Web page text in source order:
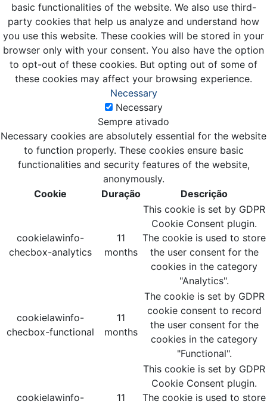
basic functionalities of the website. We also use third-
party cookies that help us analyze and understand how
you use this website. These cookies will be stored in your
browser only with your consent. You also have the option
to opt-out of these cookies. But opting out of some of
these cookies may affect your browsing experience.
Necessary
Necessary
Sempre ativado
Necessary cookies are absolutely essential for the website
to function properly. These cookies ensure basic
functionalities and security features of the website,
anonymously.
Cookie
Duração Descrição
cookielawinfo-
checbox-analytics
11
months
This cookie is set by GDPR
Cookie Consent plugin.
The cookie is used to store
the user consent for the
cookies in the category
"Analytics".
cookielawinfo-
checbox-functional
11
months
The cookie is set by GDPR
cookie consent to record
the user consent for the
cookies in the category
"Functional".
cookielawinfo-
11
This cookie is set by GDPR
Cookie Consent plugin.
The cookie is used to store